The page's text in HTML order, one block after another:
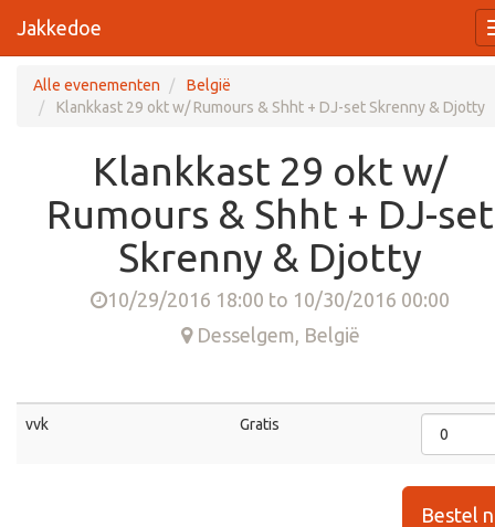
Jakkedoe
Alle evenementen
België
Klankkast 29 okt w/ Rumours & Shht + DJ-set Skrenny & Djotty
Klankkast 29 okt w/
Rumours & Shht + DJ-set
Skrenny & Djotty
10/29/2016 18:00 to 10/30/2016 00:00
Desselgem, België
vvk Gratis
Bestel